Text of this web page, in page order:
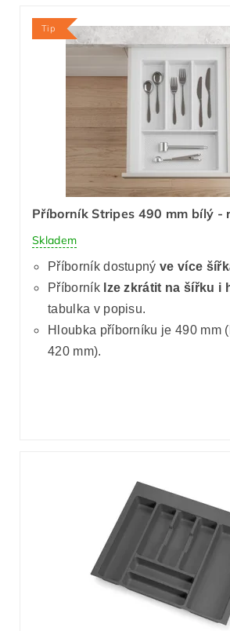
Tip
Příborník Stripes 490 mm bílý -
Skladem
Příborník dostupnýve více
Příborník lze zkrátit na šířku i
tabulka v popisu.
Hloubka příborníku je 490 mm
420 mm).